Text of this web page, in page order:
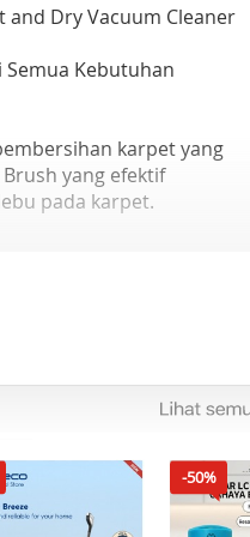
and Dry Vacuum Cleaner
Kebutuhan
karpet yang
yang efektif
pada karpet.
lingkungan
& Kuas Debu):
area yang sulit dijangkau,
kursi mobil, tirai, dan
Combo saja)
-50%